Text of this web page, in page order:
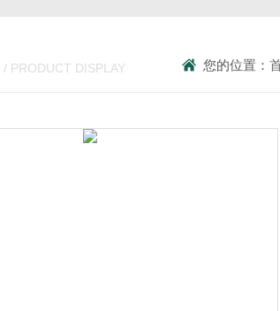
/ PRODUCT DISPLAY 您的位置：